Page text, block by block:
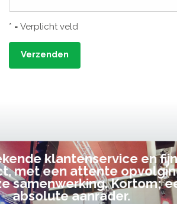
* = Verplicht veld
Verzenden
De audiovisuele
evenement heb ik
gegeven en dat is een
tot in de puntjes